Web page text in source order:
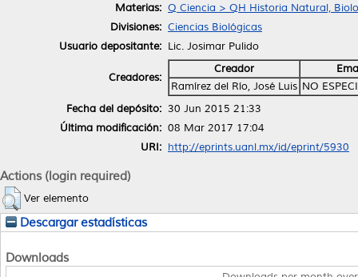
Materias: Q Ciencia > QH Historia Natural,
Divisiones: Ciencias Biológicas
Usuario depositante: Lic. Josimar Pulido
Creadores:
Creador
Ramírez del Río, José Luis NO
Fecha del depósito: 30 Jun 2015 21:33
Última modificación: 08 Mar 2017 17:04
URI: http://eprints.uanl.mx/id/eprint/5930
Actions (login required)
Ver elemento
Descargar estadísticas
Downloads